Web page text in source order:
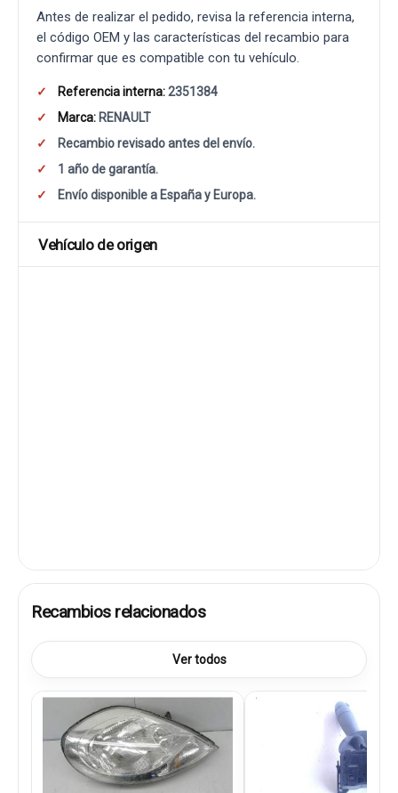
Antes de realizar el pedido, revisa la referencia interna,
el código OEM y las características del recambio para
confirmar que es compatible con tu vehículo.
Referencia interna:2351384
Marca: RENAULT
Recambio revisado antes del envío.
1 año de garantía.
Envío disponible a España y Europa.
Vehículo de origen
Recambios relacionados
Ver todos